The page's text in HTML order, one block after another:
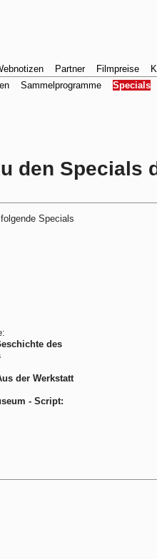
Partner Filmpreise
Sammelprogramme Specials
den Specials
Specials
des
der Werkstatt
- Script: